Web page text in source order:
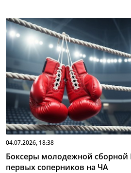
04.07.2026, 18:38
Боксеры молодежной сборной
первых соперников на ЧА